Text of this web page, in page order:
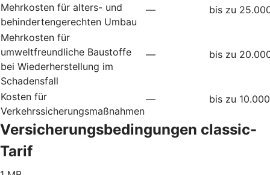
Mehrkosten für alters- und
behindertengerechten Umbau
— bis zu
Mehrkosten für
umweltfreundliche Baustoffe
bei Wiederherstellung im
Schadensfall
— bis zu
Kosten für
Verkehrssicherungsmaßnahmen
— bis zu
Versicherungsbedingungen classic-
Tarif